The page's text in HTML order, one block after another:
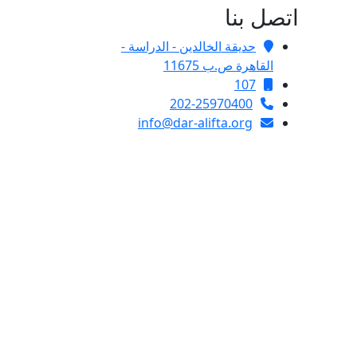
اتصل بنا
حديقة الخالدين - الدراسة -
القاهرة ص.ب 11675
107
202-25970400
info@dar-alifta.org